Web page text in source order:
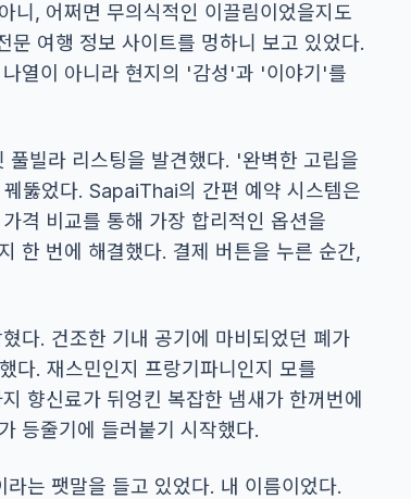
니, 어쩌면 무의식적인 이끌림이었을지도
여행 정보 사이트를 멍하니 보고 있었다.
열이 아니라 현지의 '감성'과 '이야기'를
빌라 리스팅을 발견했다. '완벽한 고립을
뚫었다. SapaiThai의 간편 예약 시스템은
격 비교를 통해 가장 합리적인 옵션을
한 번에 해결했다. 결제 버튼을 누른 순간,
다. 건조한 기내 공기에 마비되었던 폐가
다. 재스민인지 프랑기파니인지 모를
향신료가 뒤엉킨 복잡한 냄새가 한꺼번에
등줄기에 들러붙기 시작했다.
는 팻말을 들고 있었다. 내 이름이었다.